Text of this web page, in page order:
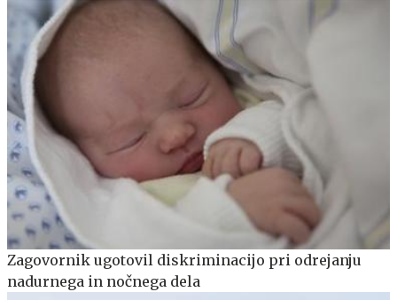
Zagovornik ugotovil diskriminacijo pri odrejanju
nadurnega in nočnega dela